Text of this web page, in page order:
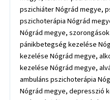
pszichiáter Nógrád megye,
pszichoterápia Nógrád
Nógrád megye,
pánikbetegség kezelése
kezelése Nógrád megye,
kezelése Nógrád megye,
ambuláns pszichoterápia
Nógrád megye, depresszió